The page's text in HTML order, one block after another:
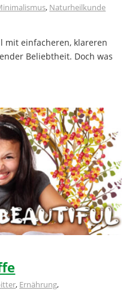
, Naturheilkunde
mit einfacheren, klareren
Beliebtheit. Doch was
, Ernährung,